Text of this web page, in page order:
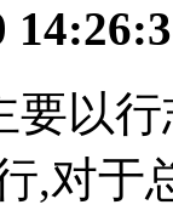
要以
,对于